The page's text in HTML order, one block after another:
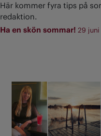
Här kommer fyra tips på
redaktion.
Ha en skön sommar! 29 juni